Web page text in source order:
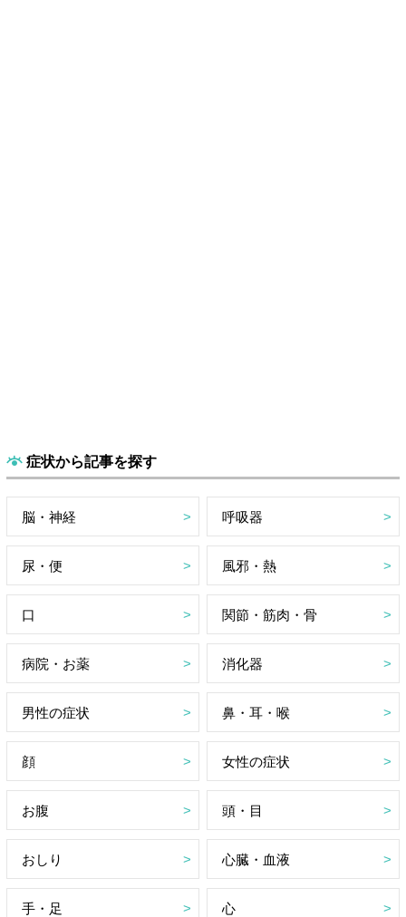
症状から記事を探す
脳・神経 呼吸器
尿・便 風邪・熱
口 関節・筋肉・骨
病院・お薬 消化器
男性の症状 鼻・耳・喉
顔 女性の症状
お腹 頭・目
おしり 心臓・血液
手・足 心